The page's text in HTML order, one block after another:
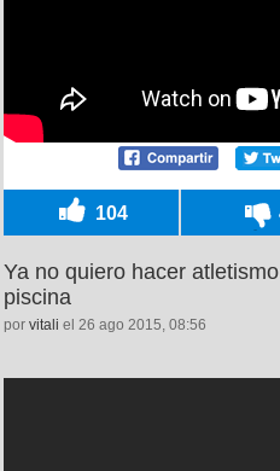
104
Ya no quiero hacer
piscina
por vitali el 26 ago 2015, 08:56